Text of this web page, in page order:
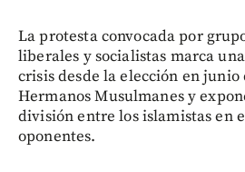
La protesta convocada por
liberales y socialistas marca
crisis desde la elección en
Hermanos Musulmanes y
división entre los islamistas en
oponentes.